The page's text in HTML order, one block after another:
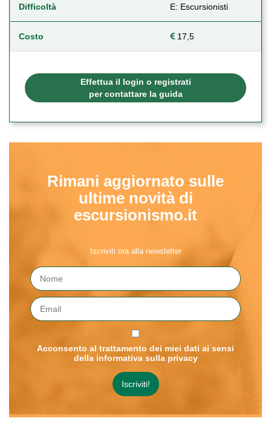
Difficoltà E: Escursionisti
Costo 17,5
Effettua il login o registrati
per contattare la guida
Rimani aggiornato sulle
ultime novità di
escursionismo.it
Iscriviti ora alla newsletter
Acconsento al trattamento dei miei dati ai sensi
della informativa sulla privacy